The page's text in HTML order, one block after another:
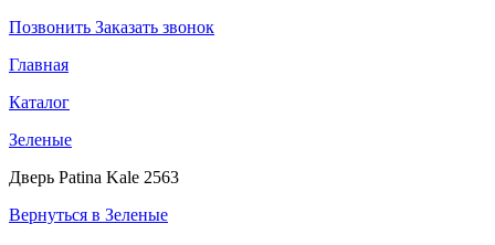
Позвонить Заказать звонок
Главная
Каталог
Зеленые
Дверь Patina Kale 2563
Вернуться в Зеленые